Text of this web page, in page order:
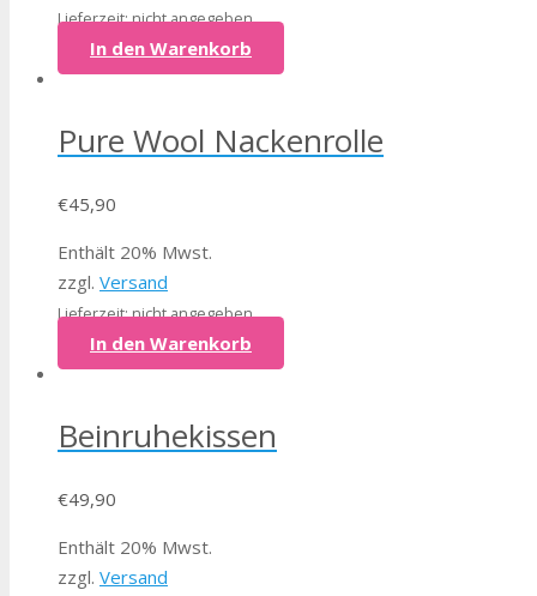
Lieferzeit: nicht angegeben
In den Warenkorb
Pure Wool Nackenrolle
€45,90
Enthält 20% Mwst.
zzgl. Versand
Lieferzeit: nicht angegeben
In den Warenkorb
Beinruhekissen
€49,90
Enthält 20% Mwst.
zzgl. Versand